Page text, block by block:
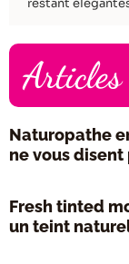
restant
Articles
Naturopathe
ne vous
Fresh tinted
un teint